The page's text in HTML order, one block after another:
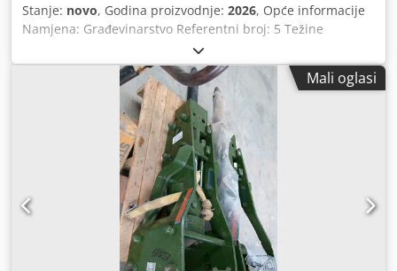
Stanje: novo, Godina proizvodnje: 2026, Opće informacije
Namjena: Građevinarstvo Referentni broj: 5 Težine
Sopstvena težina: 450 kg Funkcionalnost Dimenzije
tovarnog prostora: 150 x 71 x 80 cm CE oznaka: da Stanje
Opće stanje: vrlo dobro Dsdpsyym Iuofx Ahljck Tehničko
stanje: vrlo dobro Vizualno stanje: vrlo dobro Dodatne
informacije Prikladno za sljedeće strojeve: 5-12 tona Uvjeti
isporuke: EXW Radni tlak: 180 bara Potreban hidraulični
protok: 90 l/min Frekvencija udaraca: 350-700 Zemlja
proizvodnje: Koreja Dodatne informacije Za dodatne
informacije obratite se Ö. Inalkacu.
Mali oglasi